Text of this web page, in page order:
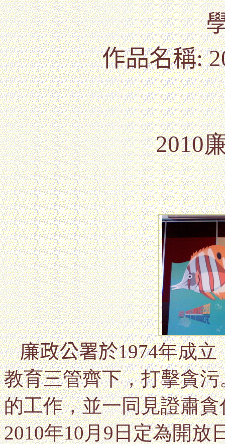
作品名稱:
2010
廉政公署於1974年成
教育三管齊下，打擊貪
的工作，並一同見證肅
2010年10月9日定為開放